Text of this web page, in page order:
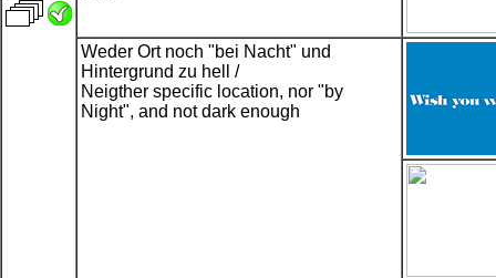
Weder Ort noch "bei Nacht" und
Hintergrund zu hell /
Neigther specific location, nor "by
Night", and not dark enough